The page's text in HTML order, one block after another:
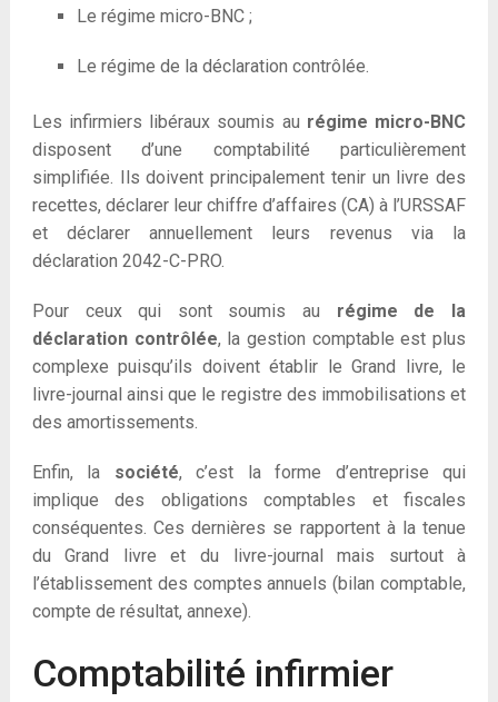
Le régime micro-BNC ;
Le régime de la déclaration contrôlée.
Les infirmiers libéraux soumis au régime micro-BNC
disposent d’une comptabilité particulièrement
simplifiée. Ils doivent principalement tenir un livre des
recettes, déclarer leur chiffre d’affaires (CA) à l’URSSAF
et déclarer annuellement leurs revenus via la
déclaration 2042-C-PRO.
Pour ceux qui sont soumis au régime de la
déclaration contrôlée, la gestion comptable est plus
complexe puisqu’ils doivent établir le Grand livre, le
livre-journal ainsi que le registre des immobilisations et
des amortissements.
Enfin, la société, c’est la forme d’entreprise qui
implique des obligations comptables et fiscales
conséquentes. Ces dernières se rapportent à la tenue
du Grand livre et du livre-journal mais surtout à
l’établissement des comptes annuels (bilan comptable,
compte de résultat, annexe).
Comptabilité infirmier